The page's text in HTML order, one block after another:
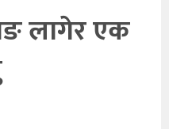
लागेर एक